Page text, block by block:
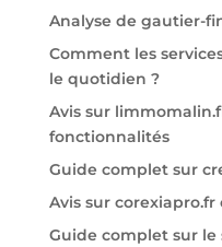
Analyse de gautier-
Comment les
le quotidien ?
Avis sur
fonctionnalités
Guide complet sur
Avis sur corexiapro.fr
Guide complet sur